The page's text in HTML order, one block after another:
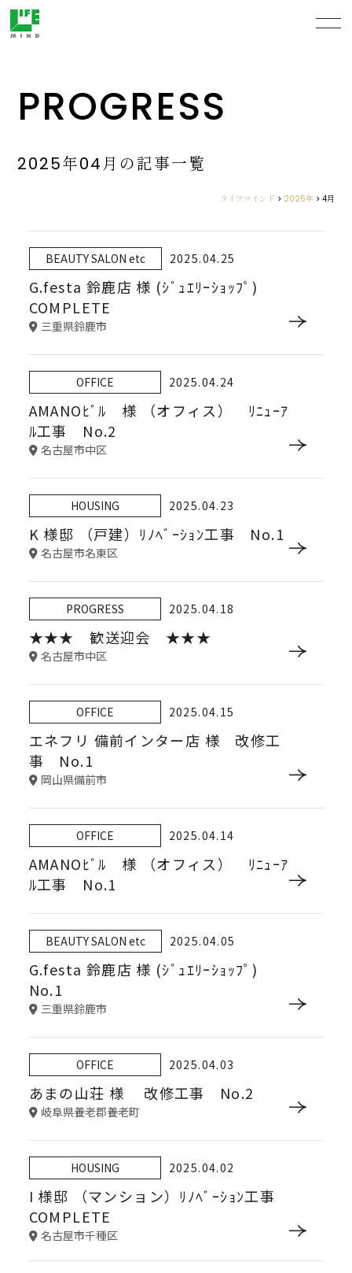
PROGRESS
2025年04月の記事一覧
ライフマインド > 2025年> 4月
BEAUTY SALON etc 2025.04.25
G.festa 鈴鹿店 様 (ｼﾞｭｴﾘｰｼｮｯﾌﾟ)
COMPLETE
三重県鈴鹿市
OFFICE 2025.04.24
AMANOﾋﾞﾙ 様 （オフィス） ﾘﾆｭｰｱ
ﾙ工事 No.2
名古屋市中区
HOUSING 2025.04.23
K 様邸 （戸建）ﾘﾉﾍﾞｰｼｮﾝ工事 No.1
名古屋市名東区
PROGRESS 2025.04.18
★★★ 歓送迎会 ★★★
名古屋市中区
OFFICE 2025.04.15
エネフリ 備前インター店 様 改修工
事 No.1
岡山県備前市
OFFICE 2025.04.14
AMANOﾋﾞﾙ 様 （オフィス） ﾘﾆｭｰｱ
ﾙ工事 No.1
BEAUTY SALON etc 2025.04.05
G.festa 鈴鹿店 様 (ｼﾞｭｴﾘｰｼｮｯﾌﾟ)
No.1
三重県鈴鹿市
OFFICE 2025.04.03
あまの山荘 様 改修工事 No.2
岐阜県養老郡養老町
HOUSING 2025.04.02
I 様邸 （マンション）ﾘﾉﾍﾞｰｼｮﾝ工事
COMPLETE
名古屋市千種区